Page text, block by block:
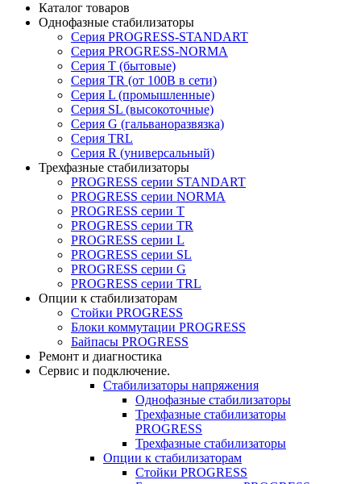
Каталог товаров
Однофазные стабилизаторы
Серия PROGRESS-STANDART
Серия PROGRESS-NORMA
Серия T (бытовые)
Серия TR (от 100В в сети)
Серия L (промышленные)
Серия SL (высокоточные)
Серия G (гальваноразвязка)
Серия TRL
Серия R (универсальный)
Трехфазные стабилизаторы
PROGRESS cерии STANDART
PROGRESS cерии NORMA
PROGRESS серии Т
PROGRESS серии ТR
PROGRESS серии L
PROGRESS серии SL
PROGRESS серии G
PROGRESS серии TRL
Опции к стабилизаторам
Стойки PROGRESS
Блоки коммутации PROGRESS
Байпасы PROGRESS
Ремонт и диагностика
Сервис и подключение.
Стабилизаторы напряжения
Однофазные стабилизаторы
Трехфазные стабилизаторы
PROGRESS
Трехфазные стабилизаторы
Опции к стабилизаторам
Стойки PROGRESS